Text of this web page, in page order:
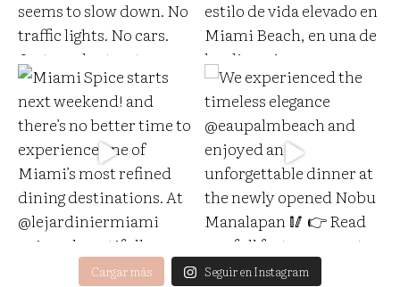
Cargar más Seguir en Instagram